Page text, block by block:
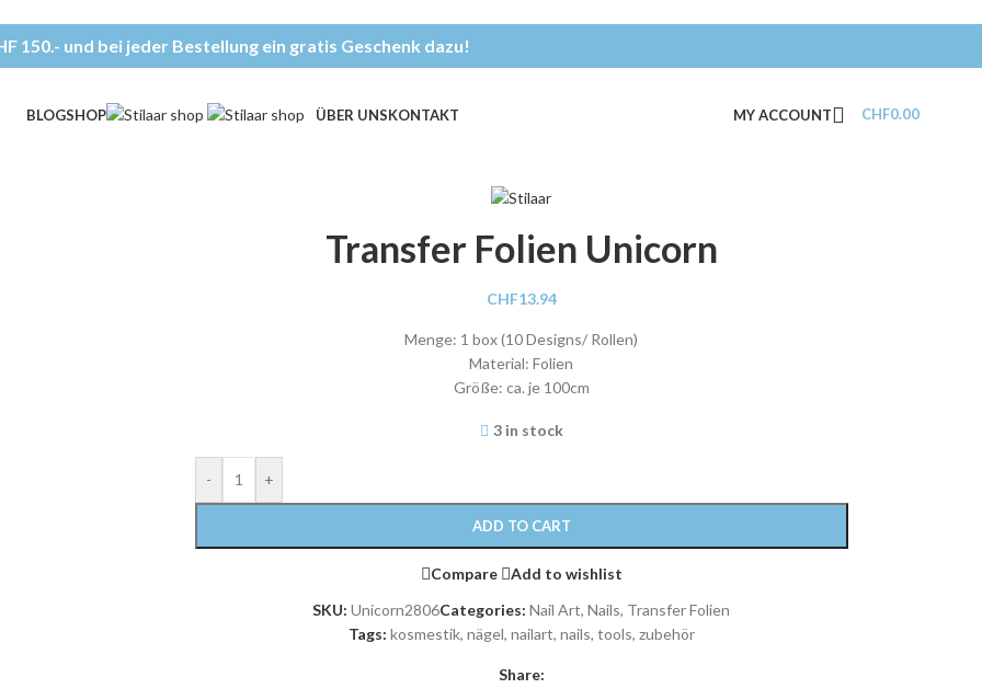
150.- und bei jeder Bestellung ein gratis Geschenk dazu!
BLOGSHOP ÜBER UNSKONTAKT MY ACCOUNT CHF0.00
Transfer Folien Unicorn
CHF13.94
Menge: 1 box (10 Designs/ Rollen)
Material: Folien
Größe: ca. je 100cm
3 in stock
- +
ADD TO CART
Compare
Add to wishlist
SKU:Unicorn2806Categories: Nail Art, Nails, Transfer Folien
Tags: kosmestik, nägel, nailart, nails, tools, zubehör
Share: